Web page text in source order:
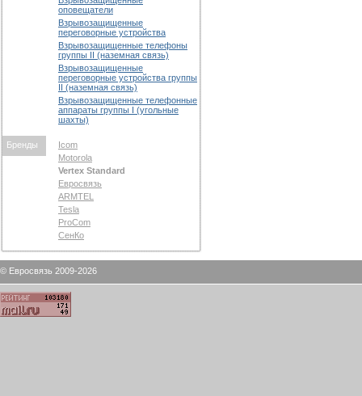
оповещатели
Взрывозащищенные
переговорные устройства
Взрывозащищенные телефоны
группы II (наземная связь)
Взрывозащищенные
переговорные устройства группы
II (наземная связь)
Взрывозащищенные телефонные
аппараты группы I (угольные
шахты)
Бренды
Icom
Motorola
Vertex Standard
Евросвязь
ARMTEL
Tesla
ProCom
СенКо
© Евросвязь 2009-2026